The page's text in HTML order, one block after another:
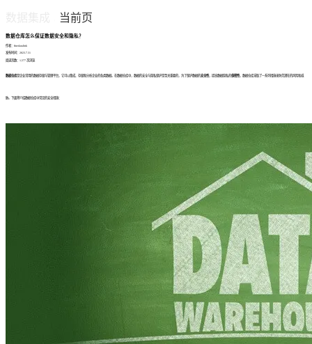
当前页
数据仓库怎么保证数据安全和隐私？
作者：finedatalink
发布时间：2023.7.31
阅读次数：1,577 次浏览
数据仓库是企业常用的数据存储与管理平台，它可以集成、存储和分析企业的各类数据。在数据仓库中，数据的安全与隐私保护是至关重要的，为了保护数据的 安全性 ，提高数据隐私的 保密性 ，数据仓库采取了一系列措施来防范潜在的风险和威
胁。下面将介绍数据仓库中常见的安全措施：